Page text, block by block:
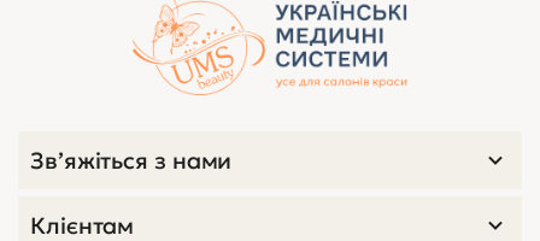
Зв’яжіться з нами
Клієнтам